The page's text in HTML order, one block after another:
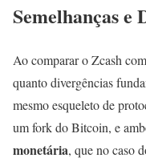
Semelhanças e
Ao comparar o Zcash
quanto divergências
mesmo esqueleto de
um fork do Bitcoin, e
monetária, que no caso